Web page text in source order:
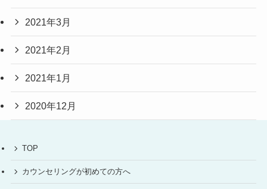
2021年3月
2021年2月
2021年1月
2020年12月
TOP
カウンセリングが初めての方へ